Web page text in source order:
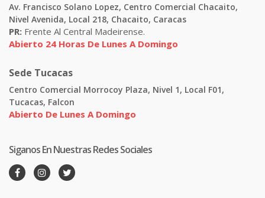
Av. Francisco Solano Lopez, Centro Comercial Chacaito,
Nivel Avenida, Local 218, Chacaito, Caracas
PR: Frente Al Central Madeirense.
Abierto 24 Horas De Lunes A Domingo
Sede Tucacas
Centro Comercial Morrocoy Plaza, Nivel 1, Local F01,
Tucacas, Falcon
Abierto De Lunes A Domingo
Siganos En Nuestras Redes Sociales